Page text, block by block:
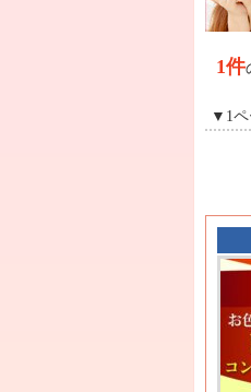
1件
▼1ペ